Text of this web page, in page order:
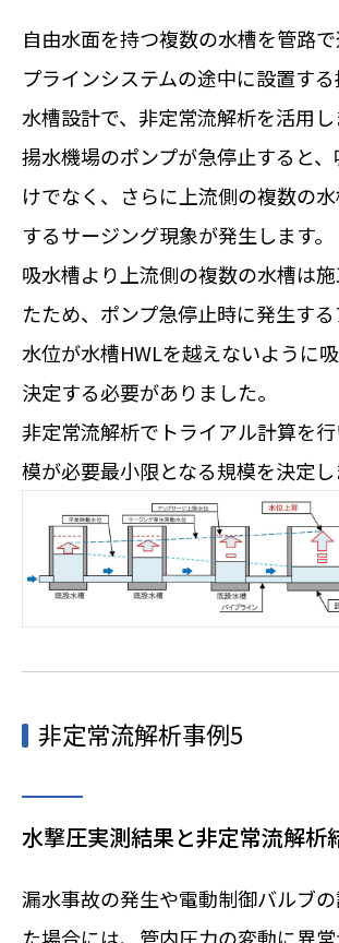
自由水面を持つ複数の水槽を管路
プラインシステムの途中に設置す
水槽設計で、非定常流解析を活用し
揚水機場のポンプが急停止すると
けでなく、さらに上流側の複数の
するサージング現象が発生します。
吸水槽より上流側の複数の水槽は
たため、ポンプ急停止時に発生す
水位が水槽HWLを越えないように
決定する必要がありました。
非定常流解析でトライアル計算を
模が必要最小限となる規模を決定し
非定常流解析事例5
水撃圧実測結果と非定常流解析
漏水事故の発生や電動制御バルブ
た場合には、管内圧力の変動に異